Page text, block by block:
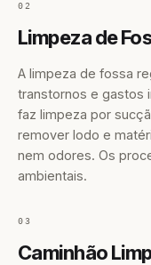
02
Limpeza de
A limpeza de fossa
transtornos e gastos
faz limpeza por
remover lodo e
nem odores. Os
ambientais.
03
Caminhão